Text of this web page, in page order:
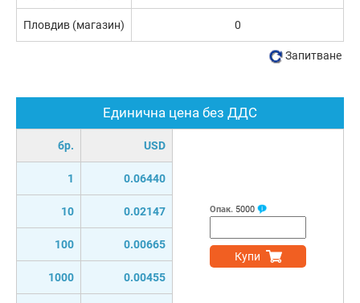
Единична цена без ДДС
бр. USD
1 0.06440
10 0.02147
100 0.00665
1000 0.00455
Опак. 5000
Купи
Пловдив (магазин) 0
Запитване